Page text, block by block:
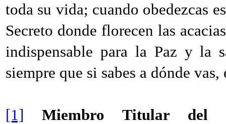
toda su vida; cuando obedezcas
Secreto donde florecen las
indispensable para la Paz y la
siempre que si sabes a dónde
[1]
Miembro Titular del